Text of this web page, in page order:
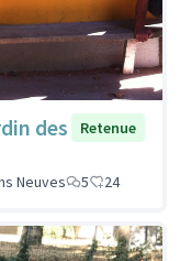
des
Retenue
Neuves 5 24